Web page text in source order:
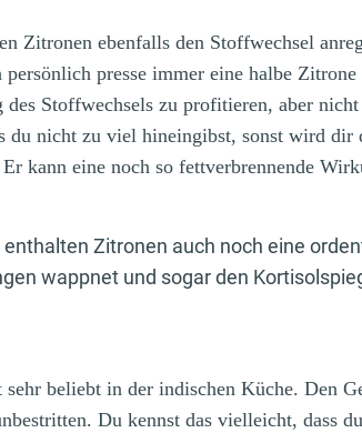
Zitronen ebenfalls den Stoffwechsel
presse immer eine halbe Zitrone
des Stoffwechsels zu profitieren, aber
du nicht zu viel hineingibst, sonst wird dir
kann eine noch so fettverbrennende
Zitronen auch noch eine
wappnet und sogar den
beliebt in der indischen Küche. Den
Du kennst das vielleicht, dass